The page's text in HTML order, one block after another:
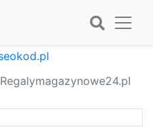
Regalymagazynowe24.pl